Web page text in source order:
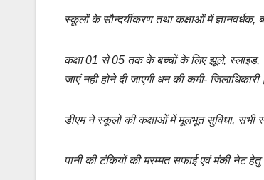
स्कूलों के सौन्दर्यीकरण तथा कक्षाओं में ज्ञानवर्धक,
कक्षा 01 से 05 तक के बच्चों के लिए झूले,
जाएं नही होने दी जाएगी धन की कमी-
डीएम ने स्कूलों की कक्षाओं में मूलभूत सुविधा,
पानी की टंकियों की मरम्मत सफाई एवं मंकी नेट हेतु